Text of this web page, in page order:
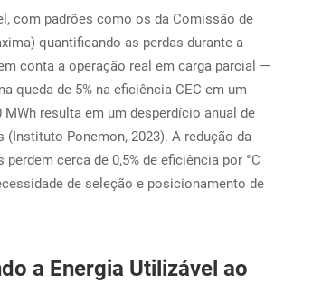
com padrões como os da Comissão de
quantificando as perdas durante a
conta a operação real em carga parcial —
queda de 5% na eficiência CEC em um
resulta em um desperdício anual de
Ponemon, 2023). A redução da
cerca de 0,5% de eficiência por °C
de seleção e posicionamento de
a Energia Utilizável ao